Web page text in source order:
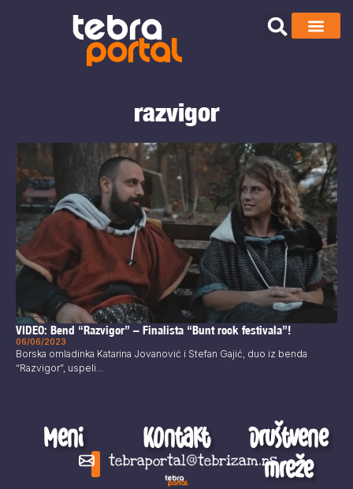
razvigor
VIDEO: Bend “Razvigor” – Finalista “Bunt rock festivala”!
06/06/2023
Borska omladinka Katarina Jovanović i Stefan Gajić, duo iz benda
“Razvigor”, uspeli...
Meni Kontakt
tebraportal@tebrizam.rs
Društvene
mreže